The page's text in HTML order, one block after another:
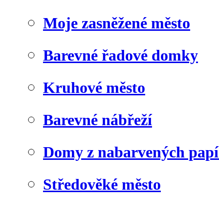
Moje zasněžené město
Barevné řadové domky
Kruhové město
Barevné nábřeží
Domy z nabarvených
Středověké město